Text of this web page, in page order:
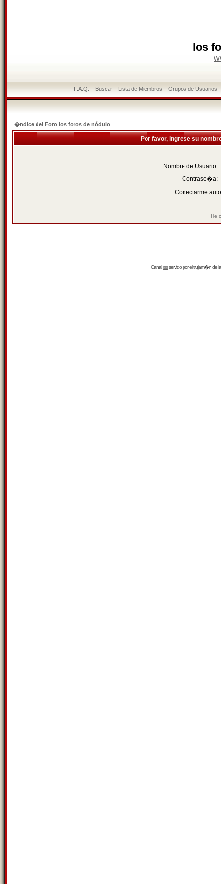
los
F.A.Q. Buscar Lista de Miembros Grupos de Usuarios
�ndice del Foro los foros de nódulo
Por favor, ingrese su
Nombre de Usuario:
Contrase�a:
Conectarme
He
Canalrssservido por eltrujam�nde